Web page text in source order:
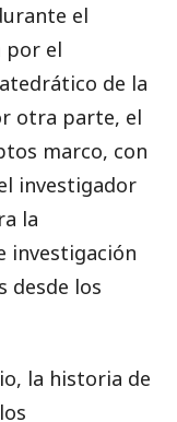
el
por el
de la
otra parte, el
marco, con
investigador
la
investigación
desde los
la historia de